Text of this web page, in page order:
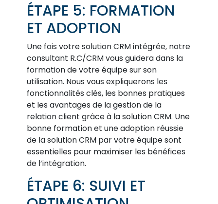
ÉTAPE 5: FORMATION
ET ADOPTION
Une fois votre solution CRM intégrée, notre
consultant R.C/CRM vous guidera dans la
formation de votre équipe sur son
utilisation. Nous vous expliquerons les
fonctionnalités clés, les bonnes pratiques
et les avantages de la gestion de la
relation client grâce à la solution CRM. Une
bonne formation et une adoption réussie
de la solution CRM par votre équipe sont
essentielles pour maximiser les bénéfices
de l’intégration.
ÉTAPE 6: SUIVI ET